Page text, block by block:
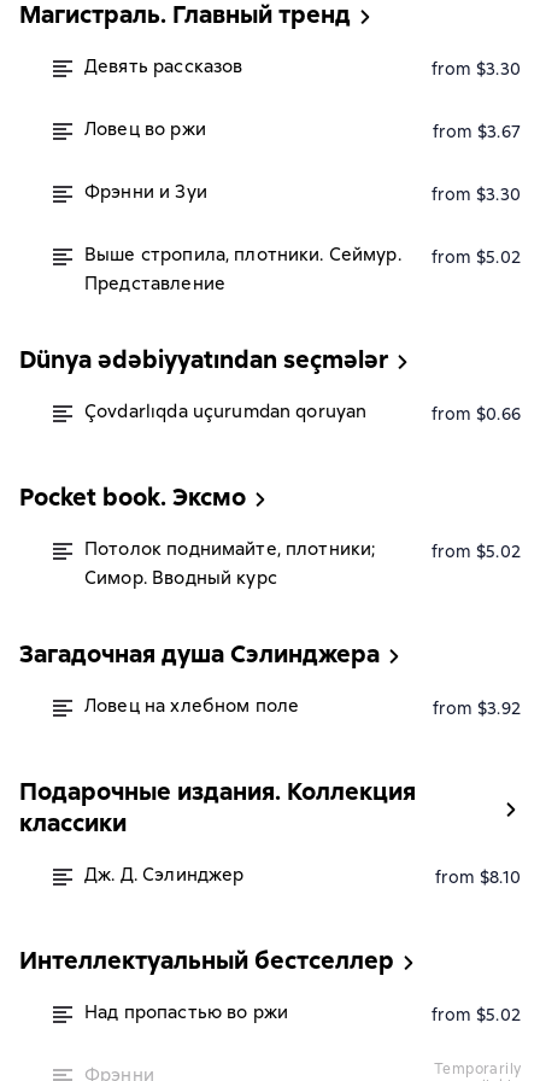
Магистраль. Главный тренд
Девять рассказов from $3.30
Ловец во ржи from $3.67
Фрэнни и Зуи from $3.30
Выше стропила, плотники. Сеймур.
Представление
from $5.02
Dünya ədəbiyyatından seçmələr
Çovdarlıqda uçurumdan qoruyan from $0.66
Pocket book. Эксмо
Потолок поднимайте, плотники;
Симор. Вводный курс
from $5.02
Загадочная душа Сэлинджера
Ловец на хлебном поле from $3.92
Подарочные издания. Коллекция
классики
Дж. Д. Сэлинджер from $8.10
Интеллектуальный бестселлер
Над пропастью во ржи from $5.02
Фрэнни
temporarily